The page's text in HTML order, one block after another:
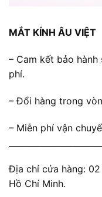
MẮT KÍNH ÂU VIỆT
– Cam kết bảo hành
phí.
– Đổi hàng trong
– Miễn phí vận
Địa chỉ cửa hàng: 02
Hồ Chí Minh.